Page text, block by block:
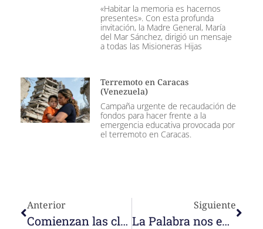
«Habitar la memoria es hacernos
presentes». Con esta profunda
invitación, la Madre General, María
del Mar Sánchez, dirigió un mensaje
a todas las Misioneras Hijas
Terremoto en Caracas
(Venezuela)
Campaña urgente de recaudación de
fondos para hacer frente a la
emergencia educativa provocada por
el terremoto en Caracas.
Anterior
Comienzan las clases en Naroman Esperansa (Timor-Leste). ¡Bienvenidos!
Siguiente
La Palabra nos encuentra. Junioras Nazaret 2020